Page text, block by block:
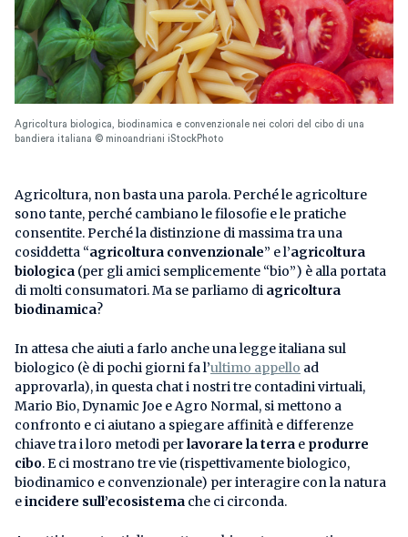
Agricoltura biologica, biodinamica e convenzionale nei colori del cibo di una
bandiera italiana © minoandriani iStockPhoto
Agricoltura, non basta una parola. Perché le agricolture
sono tante, perché cambiano le filosofie e le pratiche
consentite. Perché la distinzione di massima tra una
cosiddetta “agricoltura convenzionale” e l’agricoltura
biologica (per gli amici semplicemente “bio”) è alla portata
di molti consumatori. Ma se parliamo di agricoltura
biodinamica?
In attesa che aiuti a farlo anche una legge italiana sul
biologico (è di pochi giorni fa l’ultimo appello ad
approvarla), in questa chat i nostri tre contadini virtuali,
Mario Bio, Dynamic Joe e Agro Normal, si mettono a
confronto e ci aiutano a spiegare affinità e differenze
chiave tra i loro metodi perlavorare la terra e produrre
cibo. E ci mostrano tre vie (rispettivamente biologico,
biodinamico e convenzionale) per interagire con la natura
eincidere sull’ecosistema che ci circonda.